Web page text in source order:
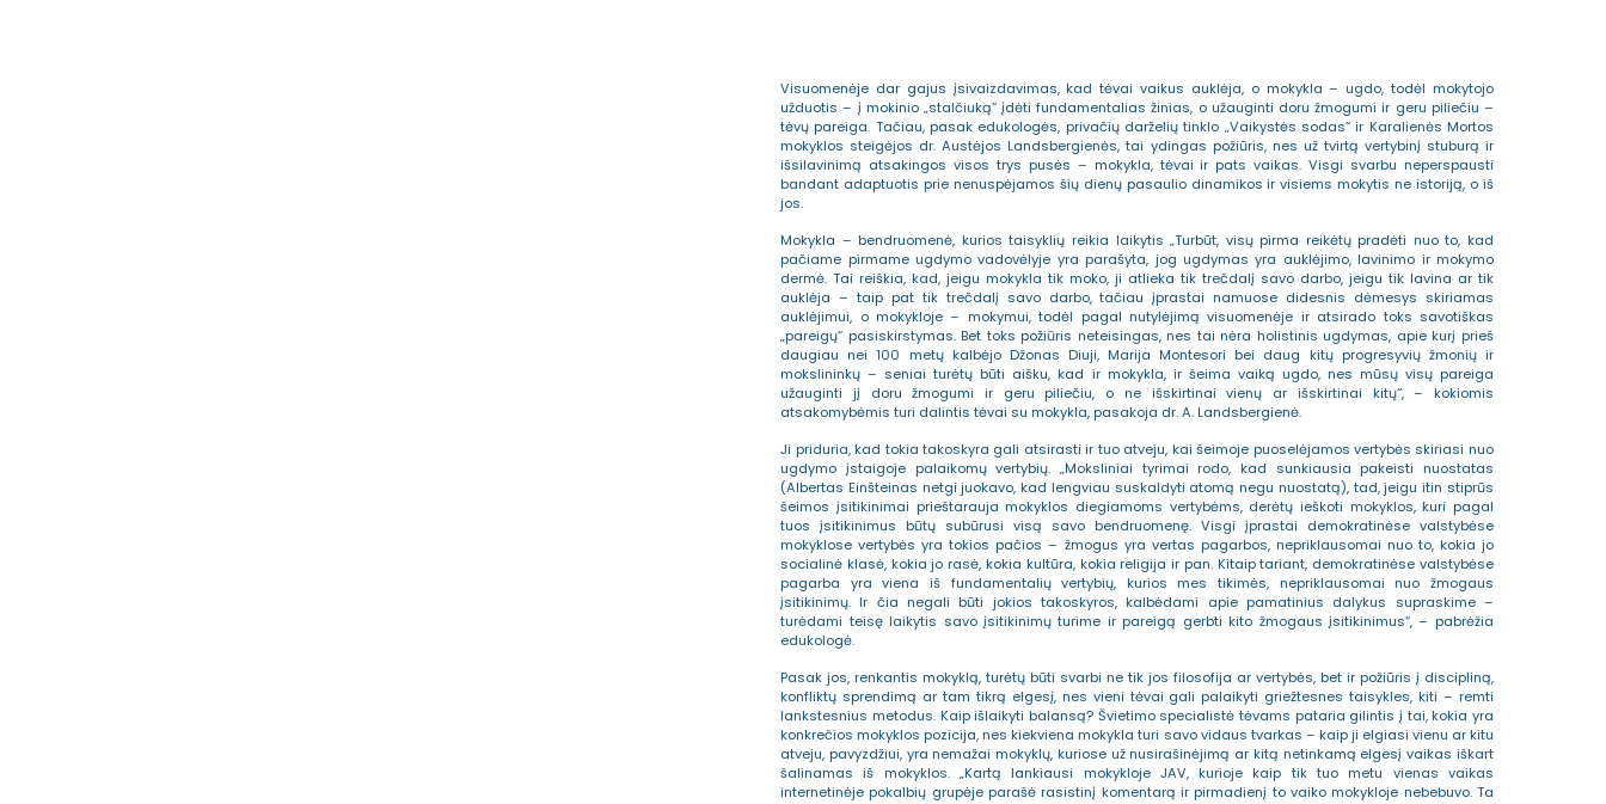
Visuomenėje dar gajus įsivaizdavimas, kad tėvai vaikus auklėja, o mokykla – ugdo, todėl mokytojo
užduotis – į mokinio „stalčiuką“ įdėti fundamentalias žinias, o užauginti doru žmogumi ir geru piliečiu –
tėvų pareiga. Tačiau, pasak edukologės, privačių darželių tinklo „Vaikystės sodas“ ir Karalienės Mortos
mokyklos steigėjos dr. Austėjos Landsbergienės, tai ydingas požiūris, nes už tvirtą vertybinį stuburą ir
išsilavinimą atsakingos visos trys pusės – mokykla, tėvai ir pats vaikas. Visgi svarbu neperspausti
bandant adaptuotis prie nenuspėjamos šių dienų pasaulio dinamikos ir visiems mokytis ne istoriją, o iš
jos.
Mokykla – bendruomenė, kurios taisyklių reikia laikytis „Turbūt, visų pirma reikėtų pradėti nuo to, kad
pačiame pirmame ugdymo vadovėlyje yra parašyta, jog ugdymas yra auklėjimo, lavinimo ir mokymo
dermė. Tai reiškia, kad, jeigu mokykla tik moko, ji atlieka tik trečdalį savo darbo, jeigu tik lavina ar tik
auklėja – taip pat tik trečdalį savo darbo, tačiau įprastai namuose didesnis dėmesys skiriamas
auklėjimui, o mokykloje – mokymui, todėl pagal nutylėjimą visuomenėje ir atsirado toks savotiškas
„pareigų“ pasiskirstymas. Bet toks požiūris neteisingas, nes tai nėra holistinis ugdymas, apie kurį prieš
daugiau nei 100 metų kalbėjo Džonas Diuji, Marija Montesori bei daug kitų progresyvių žmonių ir
mokslininkų – seniai turėtų būti aišku, kad ir mokykla, ir šeima vaiką ugdo, nes mūsų visų pareiga
užauginti jį doru žmogumi ir geru piliečiu, o ne išskirtinai vienų ar išskirtinai kitų“, – kokiomis
atsakomybėmis turi dalintis tėvai su mokykla, pasakoja dr. A. Landsbergienė.
Ji priduria, kad tokia takoskyra gali atsirasti ir tuo atveju, kai šeimoje puoselėjamos vertybės skiriasi nuo
ugdymo įstaigoje palaikomų vertybių. „Moksliniai tyrimai rodo, kad sunkiausia pakeisti nuostatas
(Albertas Einšteinas netgi juokavo, kad lengviau suskaldyti atomą negu nuostatą), tad, jeigu itin stiprūs
šeimos įsitikinimai prieštarauja mokyklos diegiamoms vertybėms, derėtų ieškoti mokyklos, kuri pagal
tuos įsitikinimus būtų subūrusi visą savo bendruomenę. Visgi įprastai demokratinėse valstybėse
mokyklose vertybės yra tokios pačios – žmogus yra vertas pagarbos, nepriklausomai nuo to, kokia jo
socialinė klasė, kokia jo rasė, kokia kultūra, kokia religija ir pan. Kitaip tariant, demokratinėse valstybėse
pagarba yra viena iš fundamentalių vertybių, kurios mes tikimės, nepriklausomai nuo žmogaus
įsitikinimų. Ir čia negali būti jokios takoskyros, kalbėdami apie pamatinius dalykus supraskime –
turėdami teisę laikytis savo įsitikinimų turime ir pareigą gerbti kito žmogaus įsitikinimus“, – pabrėžia
edukologė.
Pasak jos, renkantis mokyklą, turėtų būti svarbi ne tik jos filosofija ar vertybės, bet ir požiūris į discipliną,
konfliktų sprendimą ar tam tikrą elgesį, nes vieni tėvai gali palaikyti griežtesnes taisykles, kiti – remti
lankstesnius metodus. Kaip išlaikyti balansą? Švietimo specialistė tėvams pataria gilintis į tai, kokia yra
konkrečios mokyklos pozicija, nes kiekviena mokykla turi savo vidaus tvarkas – kaip ji elgiasi vienu ar kitu
atveju, pavyzdžiui, yra nemažai mokyklų, kuriose už nusirašinėjimą ar kitą netinkamą elgesį vaikas iškart
šalinamas iš mokyklos. „Kartą lankiausi mokykloje JAV, kurioje kaip tik tuo metu vienas vaikas
internetinėje pokalbių grupėje parašė rasistinį komentarą ir pirmadienį to vaiko mokykloje nebebuvo. Ta